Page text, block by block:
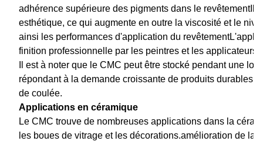
adhérence supérieure des pigments dans le revêtementIl
esthétique, ce qui augmente en outre la viscosité et le
ainsi les performances d'application du
finition professionnelle par les peintres et les applicateurs.
Il est à noter que le CMC peut être stocké pendant une
répondant à la demande croissante de produits durables
de coulée.
Applications en céramique
Le CMC trouve de nombreuses applications dans la
les boues de vitrage et les décorations.amélioration de